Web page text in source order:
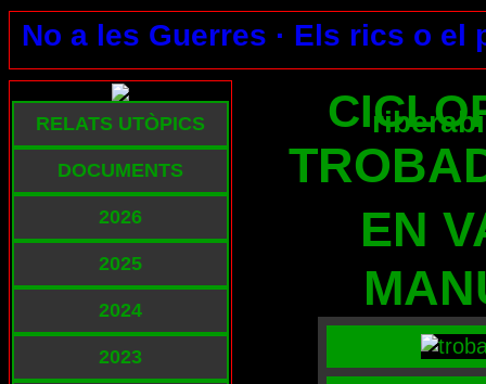
No a les Guerres · Els rics o el
RELATS UTÒPICS
DOCUMENTS
2026
2025
2024
2023
EN